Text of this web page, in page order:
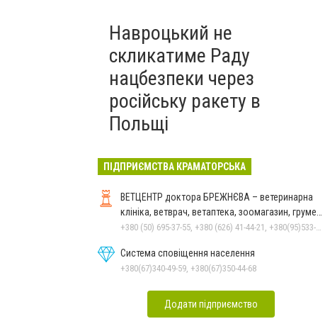
Навроцький не
скликатиме Раду
нацбезпеки через
російську ракету в
Польщі
ПІДПРИЄМСТВА КРАМАТОРСЬКА
ВЕТЦЕНТР доктора БРЕЖНЄВА – ветеринарна
клініка, ветврач, ветаптека, зоомагазин, грумер,
стрижки.
+380 (50) 695-37-55, +380 (626) 41-44-21, +380(95)533-90-03
Система сповіщення населення
+380(67)340-49-59, +380(67)350-44-68
Додати підприємство